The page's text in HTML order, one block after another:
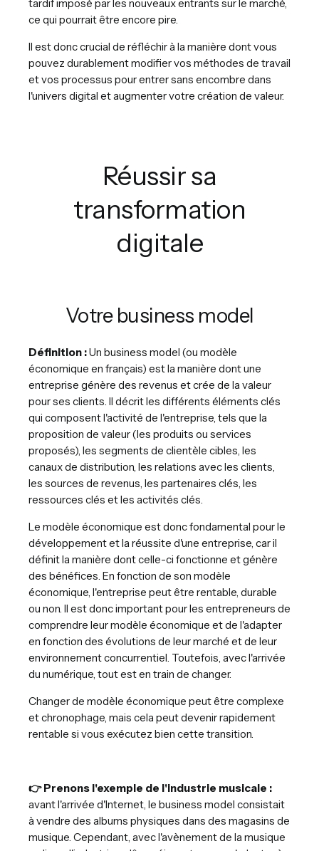
tardif imposé par les nouveaux entrants sur le marché,
ce qui pourrait être encore pire.
Il est donc crucial de réfléchir à la manière dont vous
pouvez durablement modifier vos méthodes de travail
et vos processus pour entrer sans encombre dans
l'univers digital et augmenter votre création de valeur.
Réussir sa
transformation
digitale
Votre business model
Définition :Un business model (ou modèle
économique en français) est la manière dont une
entreprise génère des revenus et crée de la valeur
pour ses clients. Il décrit les différents éléments clés
qui composent l'activité de l'entreprise, tels que la
proposition de valeur (les produits ou services
proposés), les segments de clientèle cibles, les
canaux de distribution, les relations avec les clients,
les sources de revenus, les partenaires clés, les
ressources clés et les activités clés.
Le modèle économique est donc fondamental pour le
développement et la réussite d'une entreprise, car il
définit la manière dont celle-ci fonctionne et génère
des bénéfices. En fonction de son modèle
économique, l'entreprise peut être rentable, durable
ou non. Il est donc important pour les entrepreneurs de
comprendre leur modèle économique et de l'adapter
en fonction des évolutions de leur marché et de leur
environnement concurrentiel. Toutefois, avec l'arrivée
du numérique, tout est en train de changer.
Changer de modèle économique peut être complexe
et chronophage, mais cela peut devenir rapidement
rentable si vous exécutez bien cette transition.
👉 Prenons l'exemple de l'industrie musicale :
avant l'arrivée d'Internet, le business model consistait
à vendre des albums physiques dans des magasins de
musique. Cependant, avec l'avènement de la musique